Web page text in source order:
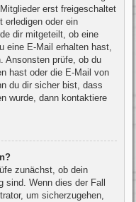
erst freigeschaltet
erledigen oder ein
dir mitgeteilt, ob eine
eine E-Mail erhalten hast,
Ansonsten prüfe, ob du
hast oder die E-Mail von
du dir sicher bist, dass
wurde, dann kontaktiere
zunächst, ob dein
sind. Wenn dies der Fall
um sicherzugehen,